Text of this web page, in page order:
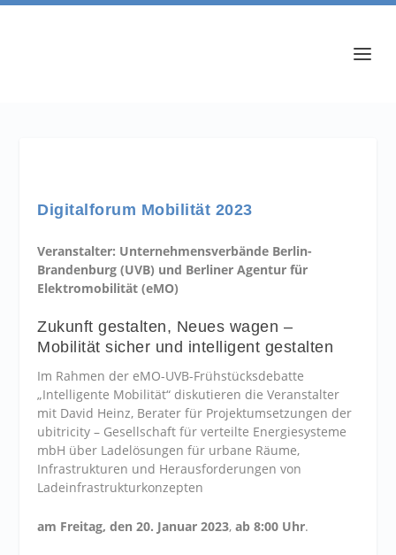
Digitalforum Mobilität 2023
Veranstalter: Unternehmensverbände Berlin-
Brandenburg (UVB) und Berliner Agentur für
Elektromobilität (eMO)
Zukunft gestalten, Neues wagen –
Mobilität sicher und intelligent gestalten
Im Rahmen der eMO-UVB-Frühstücksdebatte
„Intelligente Mobilität“ diskutieren die Veranstalter
mit David Heinz, Berater für Projektumsetzungen der
ubitricity – Gesellschaft für verteilte Energiesysteme
mbH über Ladelösungen für urbane Räume,
Infrastrukturen und Herausforderungen von
Ladeinfrastrukturkonzepten
am Freitag, den 20. Januar 2023,ab 8:00 Uhr.